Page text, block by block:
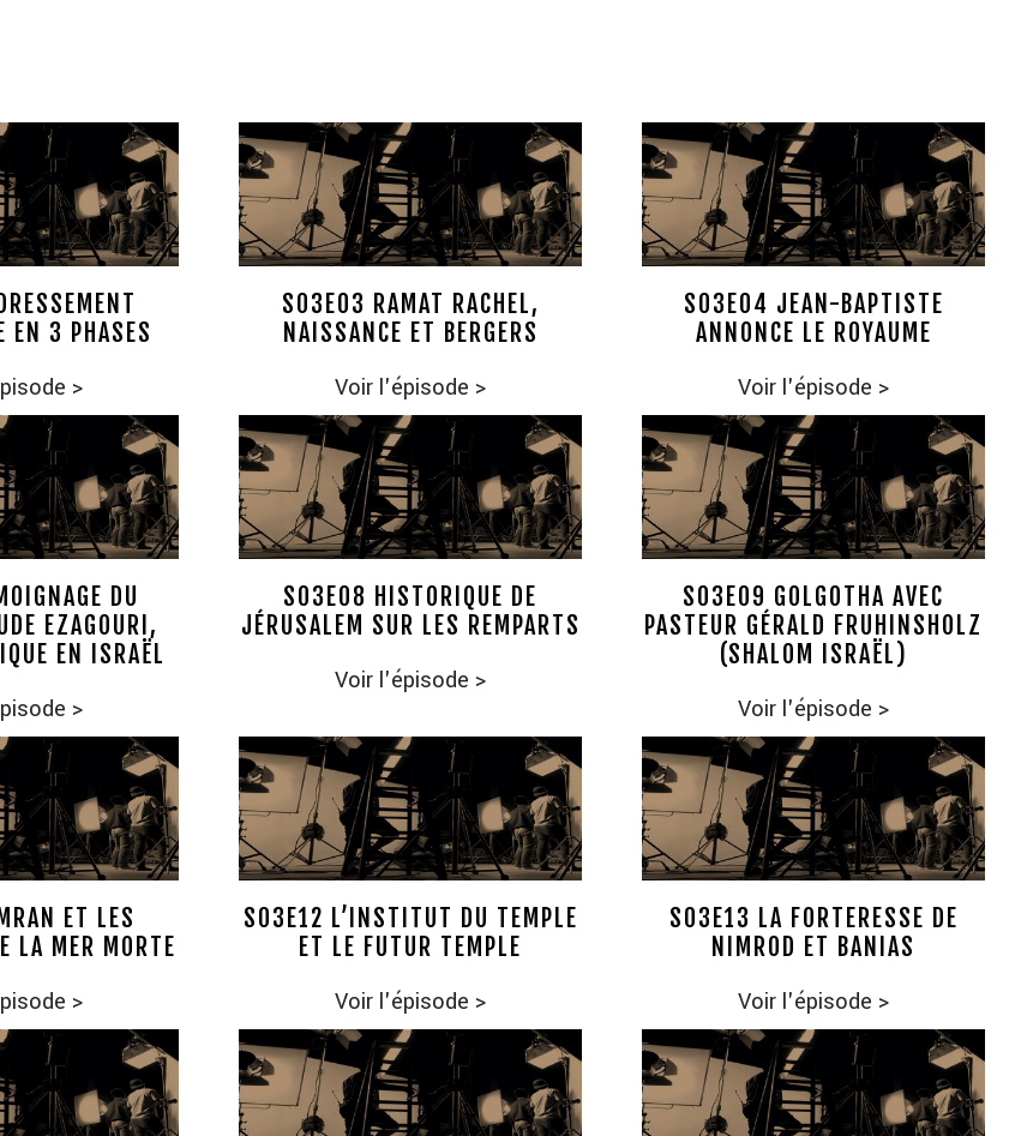
EN 3 PHASES
>
S03E03 RAMAT RACHEL,
NAISSANCE ET BERGERS
Voir l'épisode >
S03E04 JEAN-BAPTISTE
ANNONCE LE ROYAUME
Voir l'épisode >
DU
EZAGOURI,
EN ISRAËL
>
S03E08 HISTORIQUE DE
JÉRUSALEM SUR LES REMPARTS
Voir l'épisode >
S03E09 GOLGOTHA AVEC
PASTEUR GÉRALD FRUHINSHOLZ
(SHALOM ISRAËL)
Voir l'épisode >
ET LES
LA MER MORTE
>
S03E12 L’INSTITUT DU TEMPLE
ET LE FUTUR TEMPLE
Voir l'épisode >
S03E13 LA FORTERESSE DE
NIMROD ET BANIAS
Voir l'épisode >